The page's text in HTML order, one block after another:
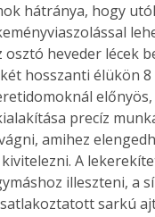
hátránya, hogy
heveder lécek
hosszanti élükön
precíz
amihez
A
illeszteni, a
sarkú